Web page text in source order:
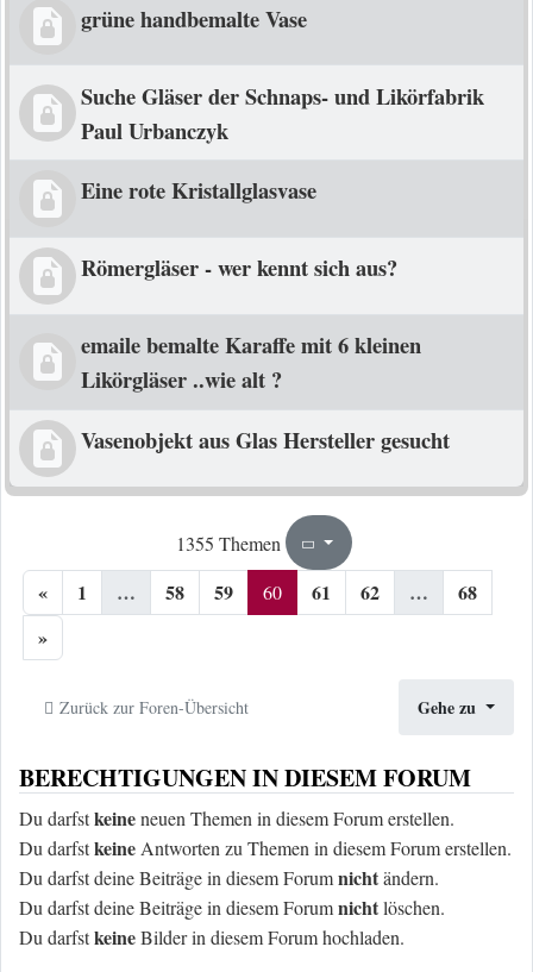
grüne handbemalte Vase
Suche Gläser der Schnaps- und Likörfabrik
Paul Urbanczyk
Eine rote Kristallglasvase
Römergläser - wer kennt sich aus?
emaile bemalte Karaffe mit 6 kleinen
Likörgläser ..wie alt ?
Vasenobjekt aus Glas Hersteller gesucht
1355 Themen Seite60
« 1 … 58 59 60 61 62 …
68
»
Zurück zur Foren-Übersicht Gehe zu
BERECHTIGUNGEN IN DIESEM FORUM
Du darfstkeineneuen Themen in diesem Forum erstellen.
Du darfstkeine Antworten zu Themen in diesem Forum erstellen.
Du darfst deine Beiträge in diesem Forumnichtändern.
Du darfst deine Beiträge in diesem Forumnichtlöschen.
Du darfstkeineBilder in diesem Forum hochladen.